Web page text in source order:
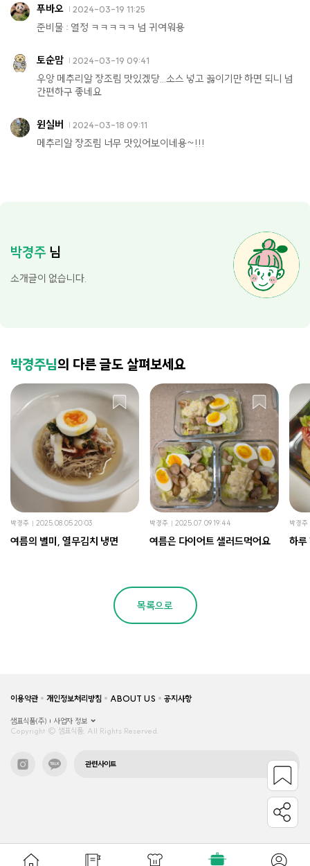
푸바오 2024-03-19 11:25
준비물 : 열정 ㅋㅋㅋㅋㅋ 넘 귀여워용
토순맘 2024-03-19 09:41
우앙 메추리알 장조림 맛있겠당...소스 넣고 끓이기만 하면 되니 넘
간편하구 좋네요
윈실버 2024-03-18 09:11
메추리알 장조림 너무 맛있어보이네용~!!!
박경주 님
소개글이 없습니다.
박경주님의 다른 글도 살펴보세요
박경주 2025.08.05 20:03
여름의 별미, 열무김치 냉면
박경주 2025.07.09 19:44
여름은 다이어트 샐러드먹어요
박경주
하루
목록으로
이용약관 개인정보처리방침 ABOUT US 공지사항
샘표식품(주)
사업자 정보
Copyright © 샘표식품, All Rights Reserved.
관련사이트